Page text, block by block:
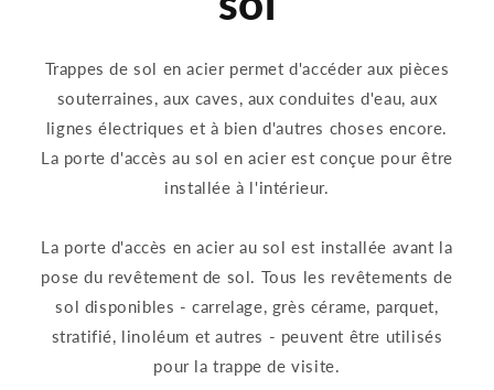
Trappes de sol en acier permet d'accéder aux pièces
souterraines, aux caves, aux conduites d'eau, aux
lignes électriques et à bien d'autres choses encore.
La porte d'accès au sol en acier est conçue pour être
installée à l'intérieur.
La porte d'accès en acier au sol est installée avant la
pose du revêtement de sol. Tous les revêtements de
sol disponibles - carrelage, grès cérame, parquet,
stratifié, linoléum et autres - peuvent être utilisés
pour la trappe de visite.